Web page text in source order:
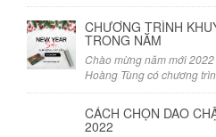
CHƯƠNG TRÌNH
TRONG NĂM
Chào mừng năm mới
Hoàng Tùng có chương
CÁCH CHỌN DAO
2022